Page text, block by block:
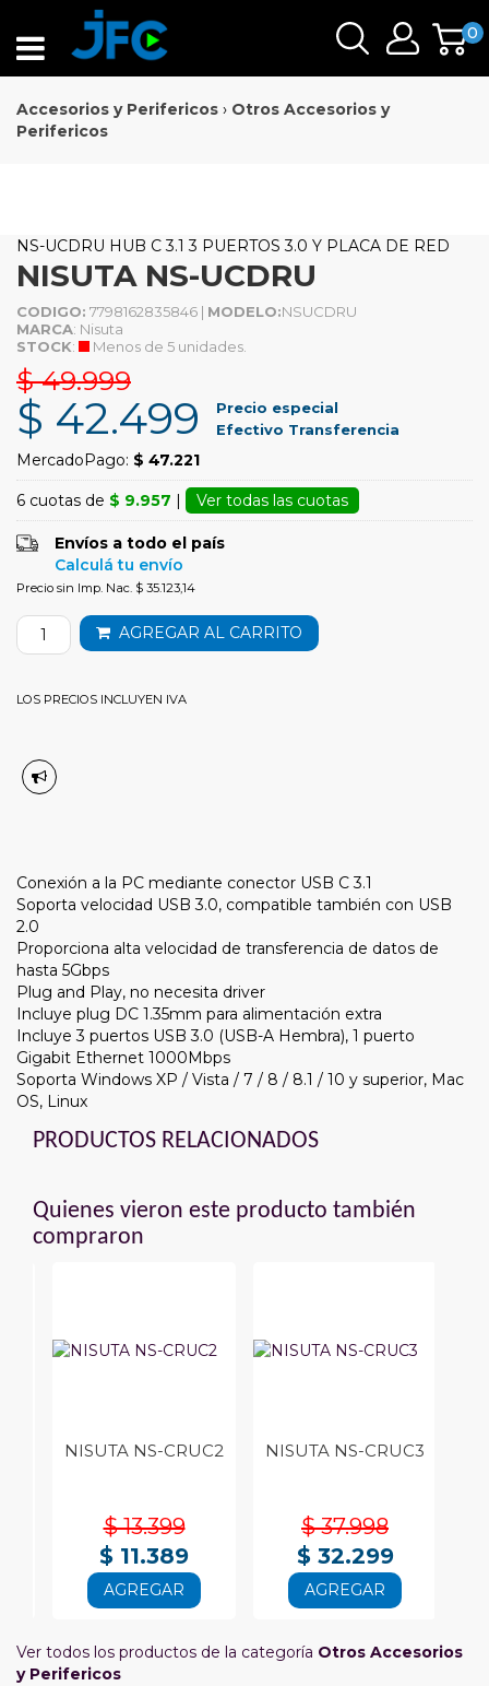
0
Accesorios y Perifericos › Otros Accesorios y
Perifericos
NS-UCDRU HUB C 3.1 3 PUERTOS 3.0 Y PLACA DE RED
NISUTA NS-UCDRU
CODIGO: 7798162835846 | MODELO:NSUCDRU
MARCA: Nisuta
STOCK: Menos de 5 unidades.
$ 49.999
$ 42.499
Precio especial
Efectivo Transferencia
MercadoPago: $ 47.221
6 cuotas de $ 9.957 | Ver todas las cuotas
Envíos a todo el país
Calculá tu envío
Precio sin Imp. Nac. $ 35.123,14
AGREGAR AL CARRITO
LOS PRECIOS INCLUYEN IVA
Conexión a la PC mediante conector USB C 3.1
Soporta velocidad USB 3.0, compatible también con USB
2.0
Proporciona alta velocidad de transferencia de datos de
hasta 5Gbps
Plug and Play, no necesita driver
Incluye plug DC 1.35mm para alimentación extra
Incluye 3 puertos USB 3.0 (USB-A Hembra), 1 puerto
Gigabit Ethernet 1000Mbps
Soporta Windows XP / Vista / 7 / 8 / 8.1 / 10 y superior, Mac
OS, Linux
PRODUCTOS RELACIONADOS
Quienes vieron este producto también
compraron
NISUTA NS-CRUC2
$ 13.399
$ 11.389
AGREGAR
NISUTA NS-CRUC3
$ 37.998
$ 32.299
AGREGAR
Ver todos los productos de la categoría Otros Accesorios
y Perifericos